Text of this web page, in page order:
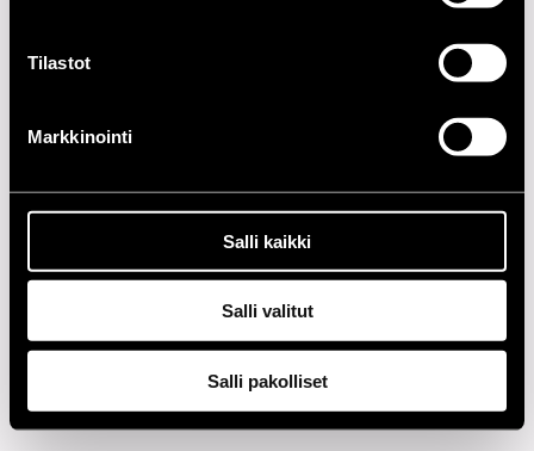
Tilastot
Markkinointi
Salli kaikki
Salli valitut
Salli pakolliset
2000-LUKU
1990-LUKU
1980-LUKU